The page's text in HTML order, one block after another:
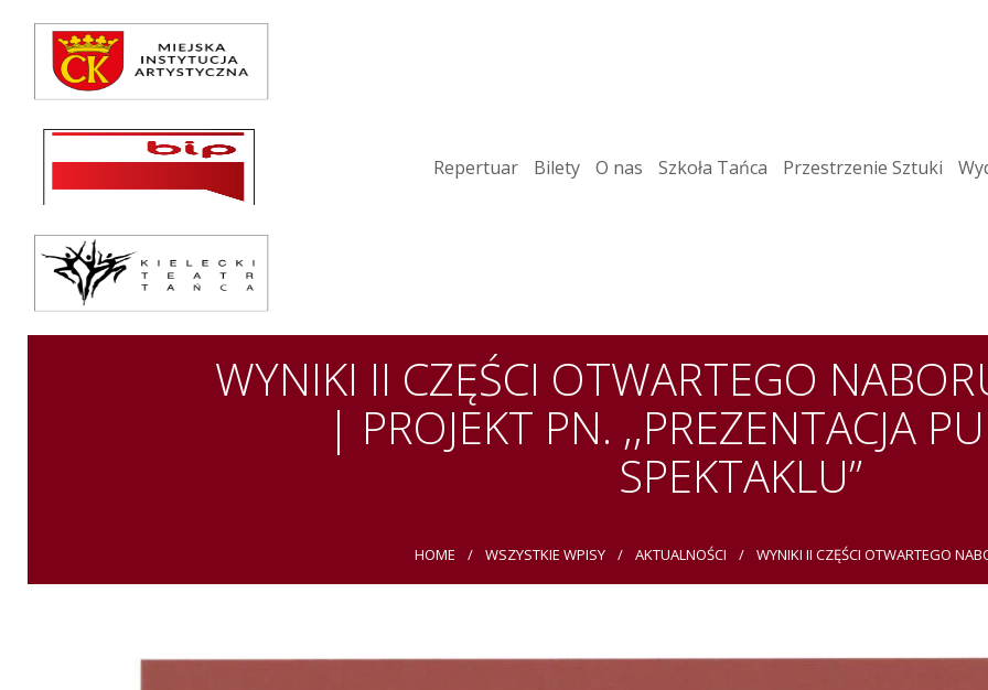
Repertuar Bilety O nas Szkoła Tańca Przestrzenie Sztuki
WYNIKI II CZĘŚCI OTWARTEGO
| PROJEKT PN. ,,PREZENTACJA
SPEKTAKLU”
HOME WSZYSTKIE WPISY AKTUALNOŚCI WYNIKI II CZĘŚCI OTWARTEGO
Repertuar
Teatr / Zespół
Szkoła
Przestrzenie Sztuki
Warsztaty
Festiwal
Kurs instruktorski